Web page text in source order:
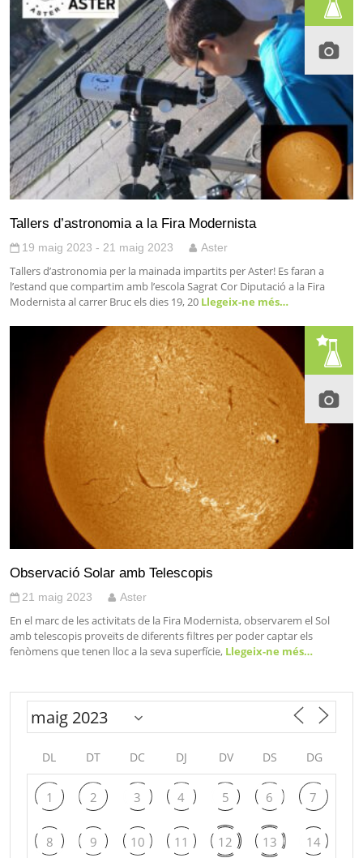
Tallers d’astronomia a la Fira Modernista
19 maig 2023 - 21 maig 2023 Aster
Tallers d’astronomia per la mainada impartits per Aster! Es faran a
l’estand que compartim amb l’escola Sagrat Cor Diputació a la Fira
Modernista al carrer Bruc els dies 19, 20 Llegeix-ne més…
Observació Solar amb Telescopis
21 maig 2023 Aster
En el marc de les activitats de la Fira Modernista, observarem el Sol
amb telescopis proveïts de diferents filtres per poder captar els
fenòmens que tenen lloc a la seva superfície, Llegeix-ne més…
DL DT DC DJ DV DS DG
1 2 3 4 5 6 7
8 9 10 11 12 13 14